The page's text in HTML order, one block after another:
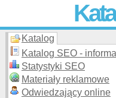
Skuteczna i
Katalog
Katalog SEO -
Statystyki SEO
Materiały reklamowe
Odwiedzający online